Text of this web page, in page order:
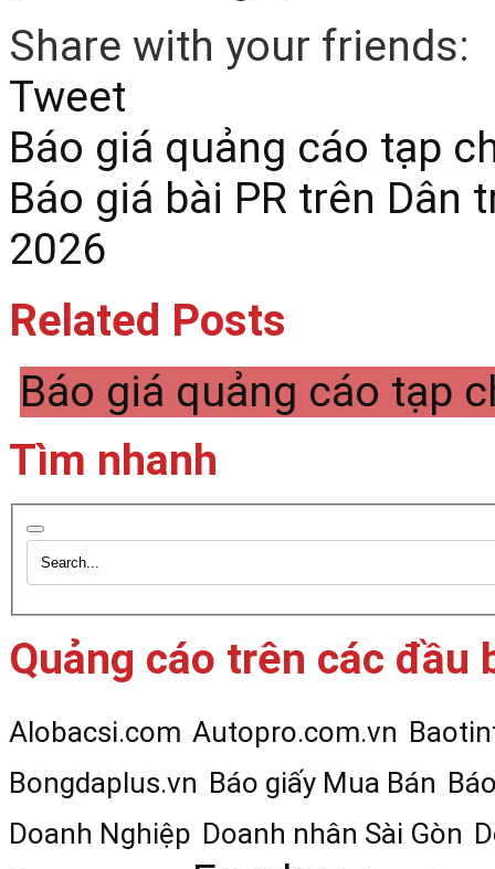
Share with your friends:
Tweet
Báo giá quảng cáo tạp
Báo giá bài PR trên Dân
2026
Related Posts
Báo giá quảng cáo tạp
Tìm nhanh
Quảng cáo trên các đầu
Alobacsi.com Autopro.com.vn
Bongdaplus.vn Báo giấy Mua Bán
Doanh Nghiệp Doanh nhân Sài Gòn